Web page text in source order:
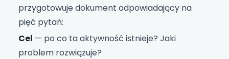
przygotowuje dokument odpowiadający na
pięć pytań:
Cel — po co ta aktywność istnieje? Jaki
problem rozwiązuje?